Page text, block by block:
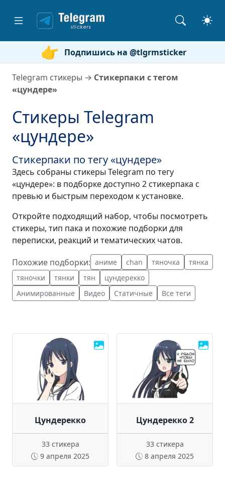
Подпишись на @tlgrmsticker
Telegram стикеры → Стикерпаки с тегом
«цундере»
Стикеры Telegram
«цундере»
Стикерпаки по тегу «цундере»
Здесь собраны стикеры Telegram по тегу
«цундере»: в подборке доступно 2 стикерпака с
превью и быстрым переходом к установке.
Откройте подходящий набор, чтобы посмотреть
стикеры, тип пака и похожие подборки для
переписки, реакций и тематических чатов.
Похожие подборки: аниме chan тяночка
тянка
тяночки
тянки тян
цундерекко
Анимированные
Видео Статичные Все теги
Цундерекко
33 стикера
9 апреля 2025
Цундерекко 2
33 стикера
8 апреля 2025